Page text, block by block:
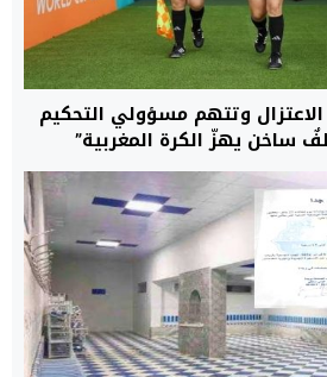
وتتهم مسؤولي التحكيم
ساخن يهزّ الكرة المغربية”